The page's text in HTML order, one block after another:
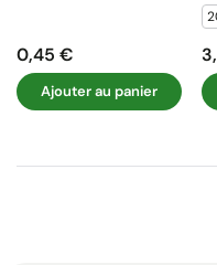
Prix
0,45 €
Ajouter au panier